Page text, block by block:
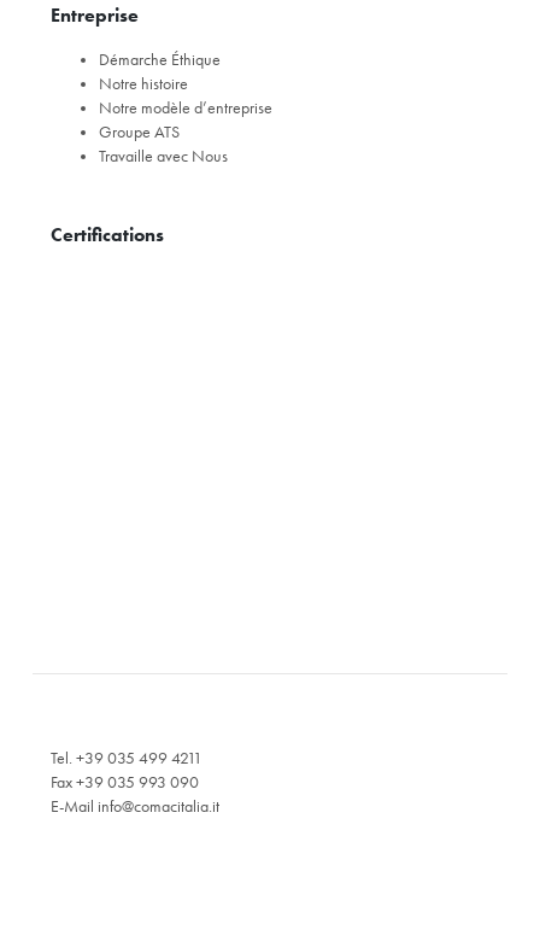
Entreprise
Démarche Éthique
Notre histoire
Notre modèle d’entreprise
Groupe ATS
Travaille avec Nous
Certifications
Tel. +39 035 499 4211
Fax +39 035 993 090
E-Mail info@comacitalia.it